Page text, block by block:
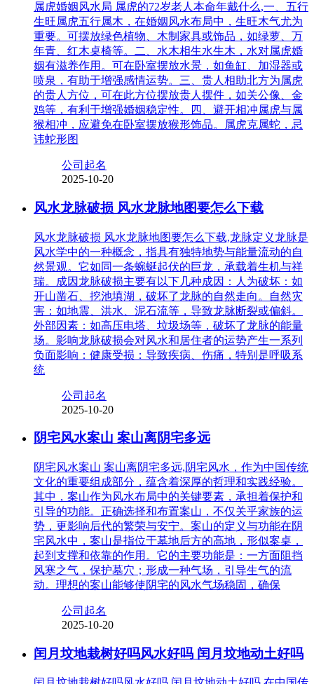
属虎婚姻风水局 属虎的72岁老人本命年戴什么,一、五行
生旺属虎五行属木，在婚姻风水布局中，生旺木气尤为
重要。可摆放绿色植物、木制家具或饰品，如绿萝、万
年青、红木桌椅等。二、水木相生水生木，水对属虎婚
姻有滋养作用。可在卧室摆放水景，如鱼缸、加湿器或
喷泉，有助于增强感情运势。三、贵人相助北方为属虎
的贵人方位，可在此方位摆放贵人摆件，如关公像、金
鸡等，有利于增强婚姻稳定性。四、避开相冲属虎与属
猴相冲，应避免在卧室摆放猴形饰品。属虎克属蛇，忌
讳蛇形图
公司起名
2025-10-20
风水龙脉破损 风水龙脉地图要怎么下载
风水龙脉破损 风水龙脉地图要怎么下载,龙脉定义龙脉是
风水学中的一种概念，指具有独特地势与能量流动的自
然景观。它如同一条蜿蜒起伏的巨龙，承载着生机与祥
瑞。成因龙脉破损主要有以下几种成因：人为破坏：如
开山凿石、挖池填湖，破坏了龙脉的自然走向。自然灾
害：如地震、洪水、泥石流等，导致龙脉断裂或偏斜。
外部因素：如高压电塔、垃圾场等，破坏了龙脉的能量
场。影响龙脉破损会对风水和居住者的运势产生一系列
负面影响：健康受损：导致疾病、伤痛，特别是呼吸系
统
公司起名
2025-10-20
阴宅风水案山 案山离阴宅多远
阴宅风水案山 案山离阴宅多远,阴宅风水，作为中国传统
文化的重要组成部分，蕴含着深厚的哲理和实践经验。
其中，案山作为风水布局中的关键要素，承担着保护和
引导的功能。正确选择和布置案山，不仅关乎家族的运
势，更影响后代的繁荣与安宁。案山的定义与功能在阴
宅风水中，案山是指位于墓地后方的高地，形似案桌，
起到支撑和依靠的作用。它的主要功能是：一方面阻挡
风寒之气，保护墓穴；形成一种气场，引导生气的流
动。理想的案山能够使阴宅的风水气场稳固，确保
公司起名
2025-10-20
闰月坟地栽树好吗风水好吗 闰月坟地动土好吗